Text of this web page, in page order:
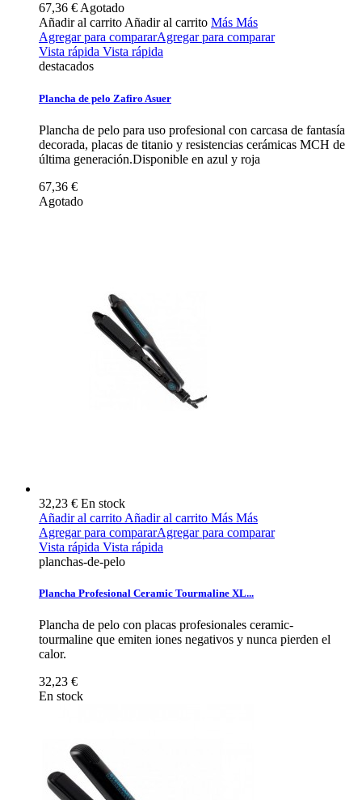
67,36 €Agotado
Añadir al carritoAñadir al carrito Más Más
Agregar para compararAgregar para comparar
Vista rápida Vista rápida
destacados
Plancha de pelo Zafiro Asuer
Plancha de pelo para uso profesional con carcasa de fantasía
decorada, placas de titanio y resistencias cerámicas MCH de
última generación.Disponible en azul y roja
67,36 €
Agotado
32,23 € En stock
Añadir al carrito Añadir al carrito Más Más
Agregar para compararAgregar para comparar
Vista rápida Vista rápida
planchas-de-pelo
Plancha Profesional Ceramic Tourmaline XL...
Plancha de pelo con placas profesionales ceramic-
tourmaline que emiten iones negativos y nunca pierden el
calor.
32,23 €
En stock